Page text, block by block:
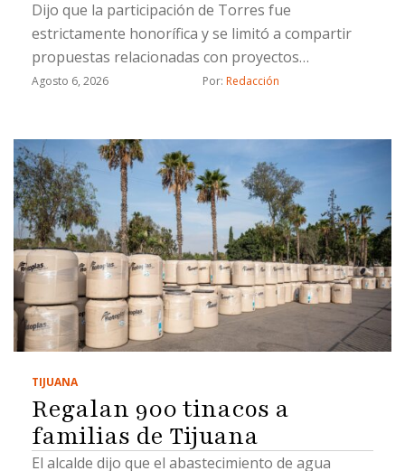
Dijo que la participación de Torres fue
estrictamente honorífica y se limitó a compartir
propuestas relacionadas con proyectos
estratégicos
Agosto 6, 2026 Por: Redacción
TIJUANA
Regalan 900 tinacos a
familias de Tijuana
El alcalde dijo que el abastecimiento de agua